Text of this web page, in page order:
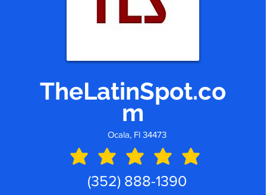
TheLatinSpot.co
m
Ocala, Fl 34473
(352) 888-1390